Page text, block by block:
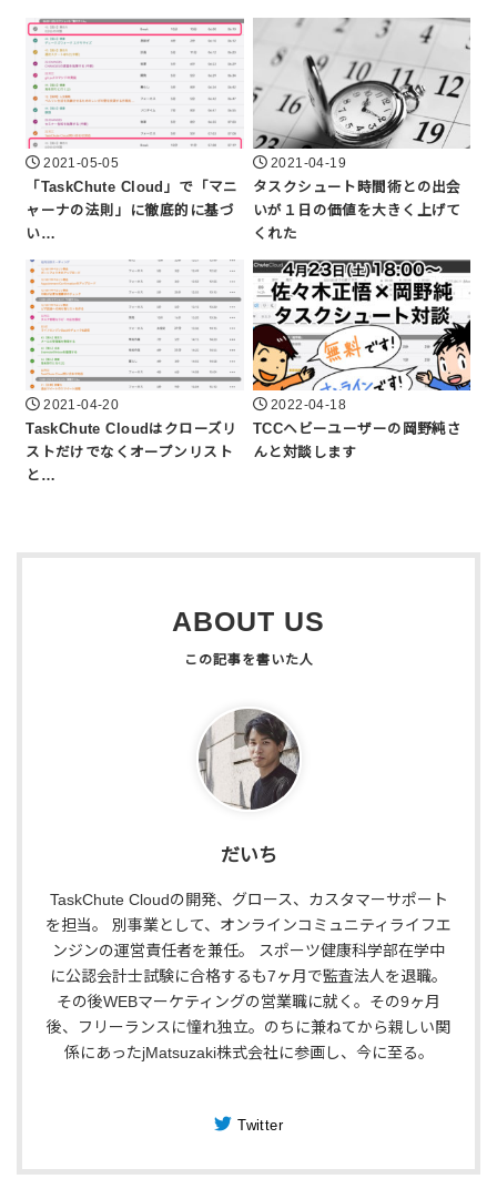
2021-05-05
「TaskChute Cloud」で「マニ
ャーナの法則」に徹底的に基づ
い…
2021-04-19
タスクシュート時間術との出会
いが１日の価値を大きく上げて
くれた
2021-04-20
TaskChute Cloudはクローズリ
ストだけでなくオープンリスト
と…
2022-04-18
TCCヘビーユーザーの岡野純さ
んと対談します
ABOUT US
だいち
TaskChute Cloudの開発、グロース、カスタマーサポート
を担当。 別事業として、オンラインコミュニティライフエ
ンジンの運営責任者を兼任。 スポーツ健康科学部在学中
に公認会計士試験に合格するも7ヶ月で監査法人を退職。
その後WEBマーケティングの営業職に就く。その9ヶ月
後、フリーランスに憧れ独立。のちに兼ねてから親しい関
係にあったjMatsuzaki株式会社に参画し、今に至る。
Twitter